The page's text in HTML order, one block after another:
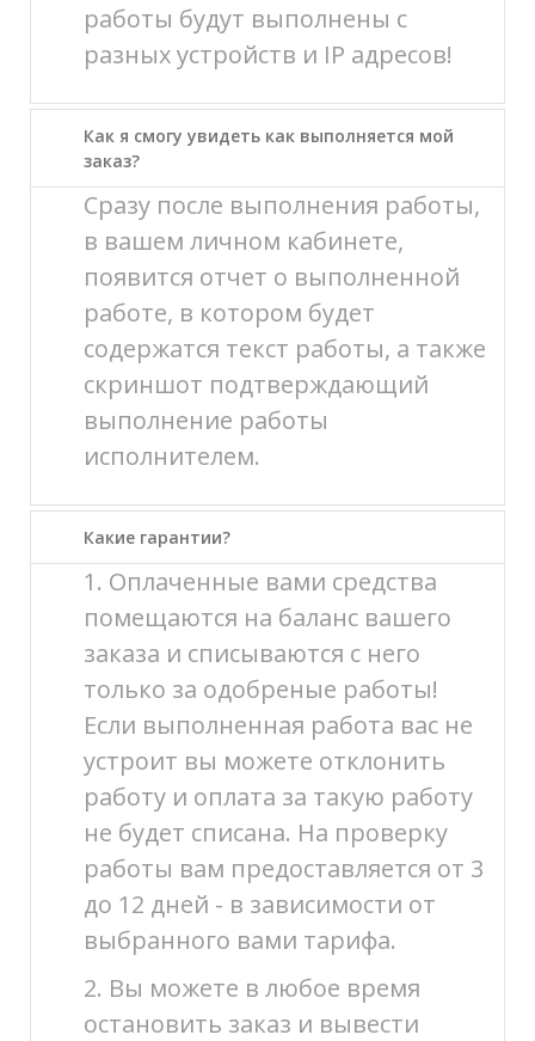
работы будут выполнены с
разных устройств и IP адресов!
Как я смогу увидеть как выполняется мой
заказ?
Сразу после выполнения работы,
в вашем личном кабинете,
появится отчет о выполненной
работе, в котором будет
содержатся текст работы, а также
скриншот подтверждающий
выполнение работы
исполнителем.
Какие гарантии?
1. Оплаченные вами средства
помещаются на баланс вашего
заказа и списываются с него
только за одобреные работы!
Если выполненная работа вас не
устроит вы можете отклонить
работу и оплата за такую работу
не будет списана. На проверку
работы вам предоставляется от 3
до 12 дней - в зависимости от
выбранного вами тарифа.
2. Вы можете в любое время
остановить заказ и вывести